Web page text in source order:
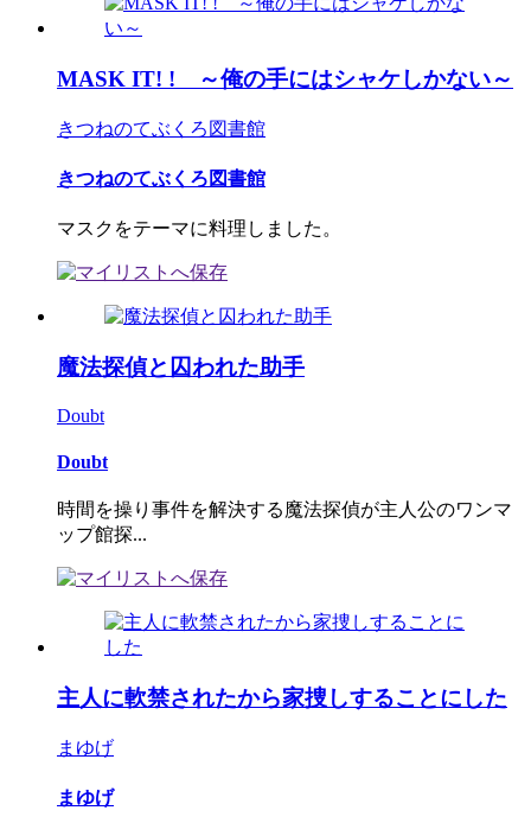
MASK IT! ! ～俺の手にはシャケしかない～
きつねのてぶくろ図書館
きつねのてぶくろ図書館
マスクをテーマに料理しました。
魔法探偵と囚われた助手
Doubt
Doubt
時間を操り事件を解決する魔法探偵が主人公のワンマ
ップ館探...
主人に軟禁されたから家捜しすることにした
まゆげ
まゆげ